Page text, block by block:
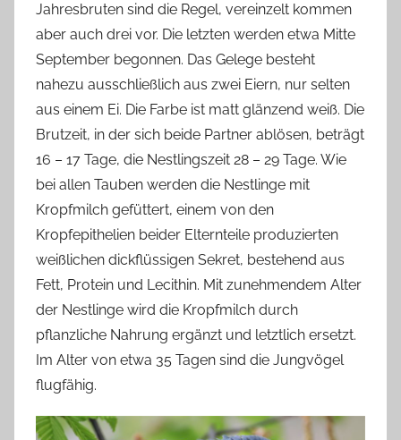
Jahresbruten sind die Regel, vereinzelt kommen
aber auch drei vor. Die letzten werden etwa Mitte
September begonnen. Das Gelege besteht
nahezu ausschließlich aus zwei Eiern, nur selten
aus einem Ei. Die Farbe ist matt glänzend weiß. Die
Brutzeit, in der sich beide Partner ablösen, beträgt
16 – 17 Tage, die Nestlingszeit 28 – 29 Tage. Wie
bei allen Tauben werden die Nestlinge mit
Kropfmilch gefüttert, einem von den
Kropfepithelien beider Elternteile produzierten
weißlichen dickflüssigen Sekret, bestehend aus
Fett, Protein und Lecithin. Mit zunehmendem Alter
der Nestlinge wird die Kropfmilch durch
pflanzliche Nahrung ergänzt und letztlich ersetzt.
Im Alter von etwa 35 Tagen sind die Jungvögel
flugfähig.